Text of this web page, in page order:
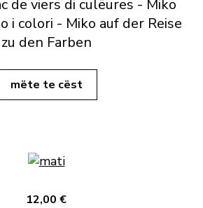
de viers di culëures - Miko
i colori - Miko auf der Reise
zu den Farben
mëte te cëst
12,00 €